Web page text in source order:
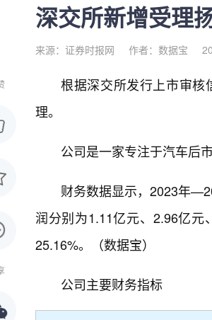
深交所新增受理
来源：证券时报网 作者：数据宝
根据深交所发行上市审
理。
公司是一家专注于汽车后
财务数据显示，2023年
润分别为1.11亿元、2.96亿元
25.16%。（数据宝）
公司主要财务指标